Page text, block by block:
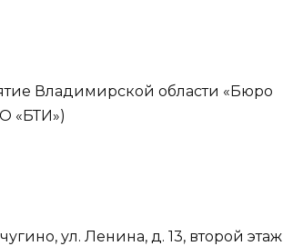
Владимирской области «Бюро
«БТИ»)
ул. Ленина, д. 13, второй этаж